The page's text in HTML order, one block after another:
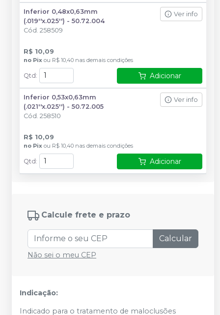
Inferior 0,48x0,63mm
(.019''x.025'') - 50.72.004
Cód. 258509
Ver info
R$ 10,09
no Pix ou R$ 10,40 nas demais condições
Qtd : Adicionar
Inferior 0,53x0,63mm
(.021''x.025'') - 50.72.005
Cód. 258510
Ver info
R$ 10,09
no Pix ou R$ 10,40 nas demais condições
Qtd : Adicionar
Calcule frete e prazo
Calcular
Não sei o meu CEP
Indicação:
Indicado para o tratamento de maloclusões